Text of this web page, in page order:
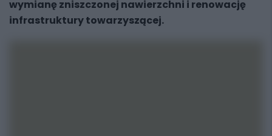
wymianę zniszczonej nawierzchni i renowację
infrastruktury towarzyszącej.